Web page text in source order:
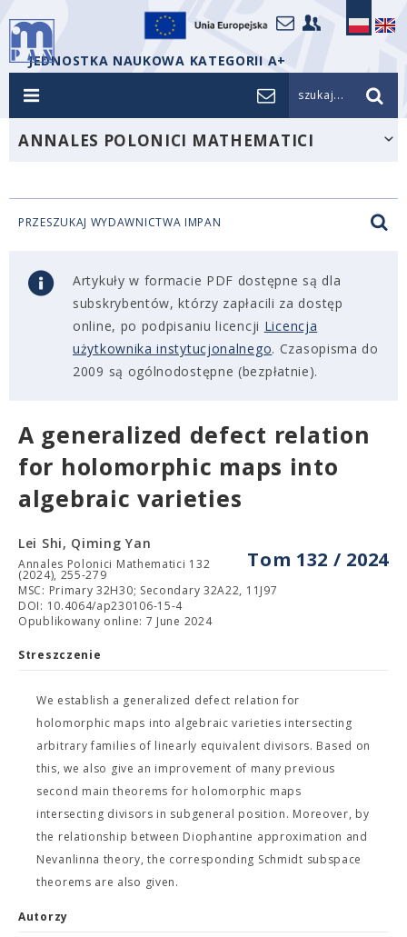
JEDNOSTKA NAUKOWA KATEGORII A+
szukaj...
ANNALES POLONICI MATHEMATICI
PRZESZUKAJ WYDAWNICTWA IMPAN
Artykuły w formacie PDF dostępne są dla
subskrybentów, którzy zapłacili za dostęp
online, po podpisaniu licencji Licencja
użytkownika instytucjonalnego. Czasopisma do
2009 są ogólnodostępne (bezpłatnie).
A generalized defect relation
for holomorphic maps into
algebraic varieties
Tom 132 / 2024
Lei Shi, Qiming Yan
Annales Polonici Mathematici 132
(2024), 255-279
MSC: Primary 32H30; Secondary 32A22, 11J97
DOI: 10.4064/ap230106-15-4
Opublikowany online: 7 June 2024
Streszczenie
We establish a generalized defect relation for
holomorphic maps into algebraic varieties intersecting
arbitrary families of linearly equivalent divisors. Based on
this, we also give an improvement of many previous
second main theorems for holomorphic maps
intersecting divisors in subgeneral position. Moreover, by
the relationship between Diophantine approximation and
Nevanlinna theory, the corresponding Schmidt subspace
theorems are also given.
Autorzy